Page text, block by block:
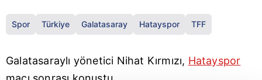
Spor Türkiye Galatasaray Hatayspor TFF
Galatasaraylı yönetici Nihat Kırmızı, Hatayspor